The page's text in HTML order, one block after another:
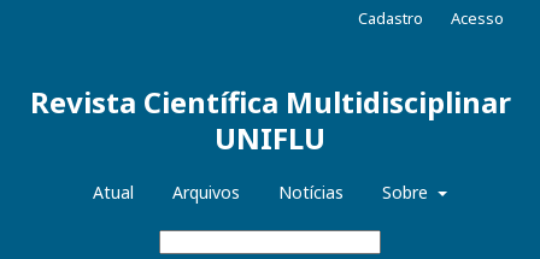
Revista Científica Multidisciplinar
UNIFLU
Atual Arquivos Notícias Sobre
Cadastro Acesso